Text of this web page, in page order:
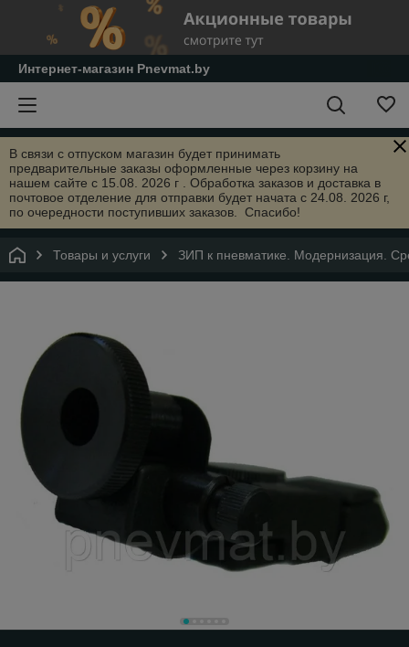
Интернет-магазин Pnevmat.by
В связи с отпуском магазин будет принимать
предварительные заказы оформленные через корзину на
нашем сайте с 15.08. 2026 г . Обработка заказов и доставка в
почтовое отделение для отправки будет начата с 24.08. 2026 г,
по очередности поступивших заказов. Спасибо!
Товары и услуги ЗИП к пневматике. Модернизация.